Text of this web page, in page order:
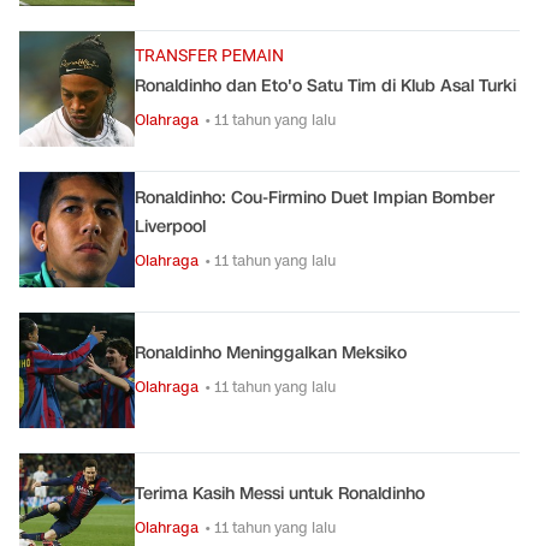
TRANSFER PEMAIN
Ronaldinho dan Eto'o Satu Tim di Klub Asal Turki
Olahraga • 11 tahun yang lalu
Ronaldinho: Cou-Firmino Duet Impian Bomber
Liverpool
Olahraga • 11 tahun yang lalu
Ronaldinho Meninggalkan Meksiko
Olahraga • 11 tahun yang lalu
Terima Kasih Messi untuk Ronaldinho
Olahraga • 11 tahun yang lalu